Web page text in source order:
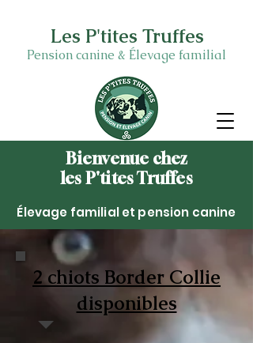
Les P'tites Truffes
Pension canine & Élevage familial
Bienvenue chez
les P'tites Truffes
Élevage familial et pension canine
2 chiots Border Collie
disponibles